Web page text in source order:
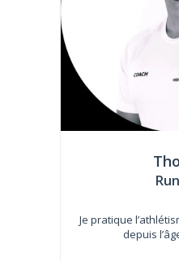
Je pratique
depuis